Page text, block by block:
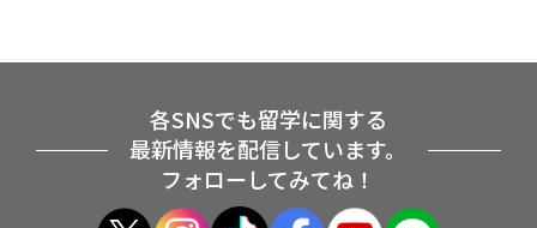
各SNSでも留学に関する
最新情報を配信しています。
フォローしてみてね！